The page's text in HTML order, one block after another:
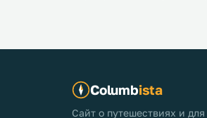
Columbista
Сайт о путешествиях и для